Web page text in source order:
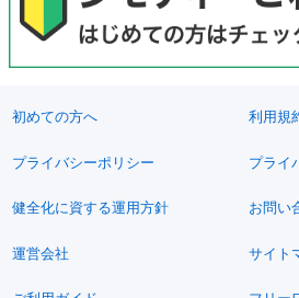
初めての方へ 利用規
プライバシーポリシー プライ
健全化に資する運用方針 お問い
運営会社 サイト